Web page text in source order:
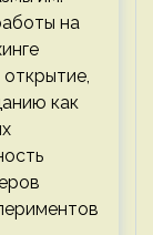
на
как